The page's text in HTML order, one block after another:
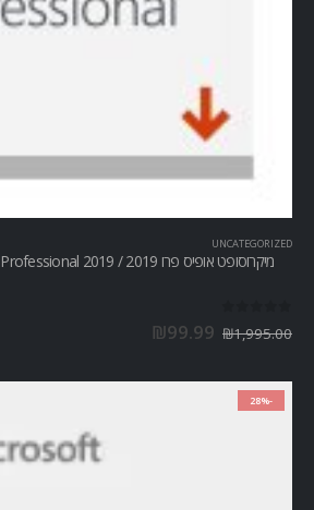
UNCATEGORIZED
₪1,995.00
₪99.99
-28%